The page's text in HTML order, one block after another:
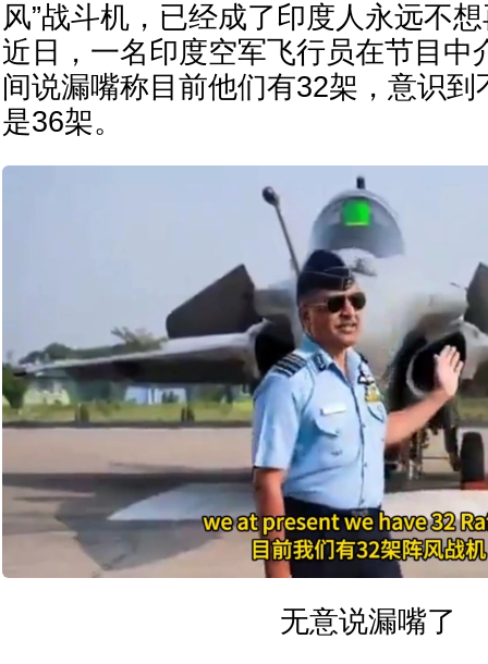
风”战斗机，已经成了印度人永远不
近日，一名印度空军飞行员在节目中
间说漏嘴称目前他们有32架，意识
是36架。
无意说漏嘴了